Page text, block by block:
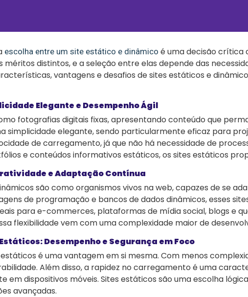
escolha entre um site estático e dinâmico é uma decisão crítica
méritos distintos, e a seleção entre elas depende das
vantagens e desafios de sites estáticos e
Elegante e Desempenho Ágil
fotografias digitais fixas, apresentando conteúdo que
simplicidade elegante, sendo particularmente eficaz para
de carregamento, já que não há necessidade de
e conteúdos informativos estáticos, os sites estáticos
e Adaptação Contínua
são como organismos vivos na web, capazes de se
de programação e bancos de dados dinâmicos, esses
para e-commerces, plataformas de mídia social, blogs e
flexibilidade vem com uma complexidade maior de
Desempenho e Segurança em Foco
é uma vantagem em si mesma. Com menos
Além disso, a rapidez no carregamento é uma
em dispositivos móveis. Sites estáticos são uma escolha
avançadas.